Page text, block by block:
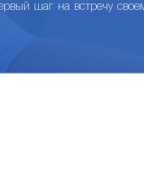
шаг на встречу